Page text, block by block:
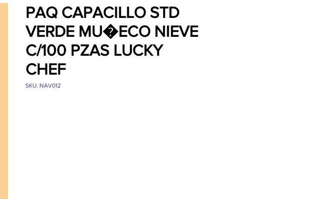
PAQ CAPACILLO STD
VERDE MU�ECO NIEVE
C/100 PZAS LUCKY
CHEF
SKU: NAV012